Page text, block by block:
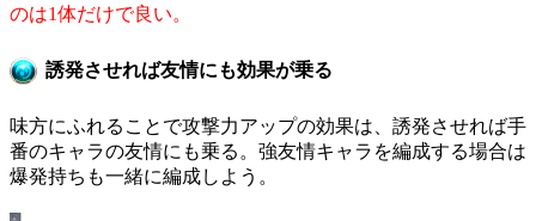
のは1体だけで良い。
誘発させれば友情にも効果が乗る
味方にふれることで攻撃力アップの効果は、誘発させれば手
番のキャラの友情にも乗る。強友情キャラを編成する場合は
爆発持ちも一緒に編成しよう。